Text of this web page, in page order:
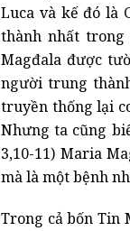
Luca và kế đó là
thành nhất trong
Magđala được
người trung
truyền thống lại
Nhưng ta cũng
3,10-11) Maria
mà là một bệnh
Trong cả bốn Tin